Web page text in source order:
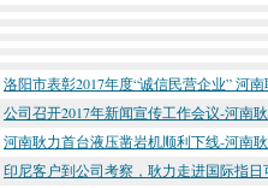
洛阳市表彰2017年度“诚信民营企业” 河
公司召开2017年新闻宣传工作会议-河南
河南耿力首台液压凿岩机顺利下线-河南
印尼客户到公司考察，耿力走进国际指